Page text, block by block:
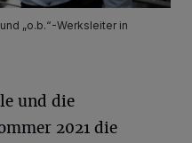
„o.b.“-Werksleiter in
und die
2021 die